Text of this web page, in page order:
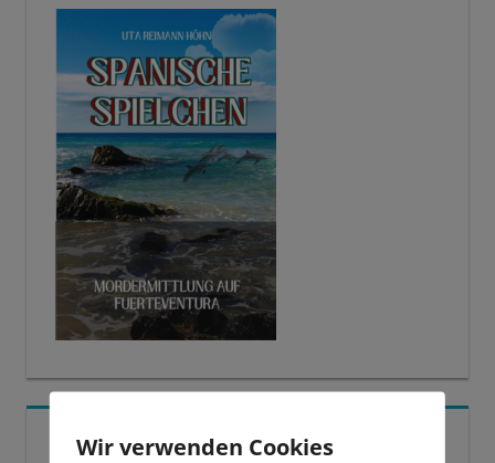
RICHTIG
SCHREIBEN
5 BESTE LERNTIPPS
Wir verwenden Cookies